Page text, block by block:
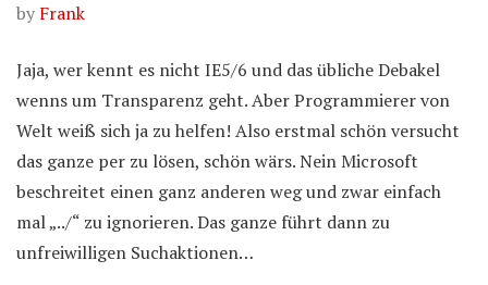
by Frank
Jaja, wer kennt es nicht IE5/6 und das übliche Debakel
wenns um Transparenz geht. Aber Programmierer von
Welt weiß sich ja zu helfen! Also erstmal schön versucht
das ganze per zu lösen, schön wärs. Nein Microsoft
beschreitet einen ganz anderen weg und zwar einfach
mal „../“ zu ignorieren. Das ganze führt dann zu
unfreiwilligen Suchaktionen…